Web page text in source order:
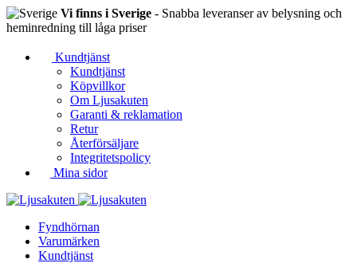
Vi finns i Sverige - Snabba leveranser av belysning och
heminredning till låga priser
Kundtjänst
Kundtjänst
Köpvillkor
Om Ljusakuten
Garanti & reklamation
Retur
Återförsäljare
Integritetspolicy
Mina sidor
Fyndhörnan
Varumärken
Kundtjänst